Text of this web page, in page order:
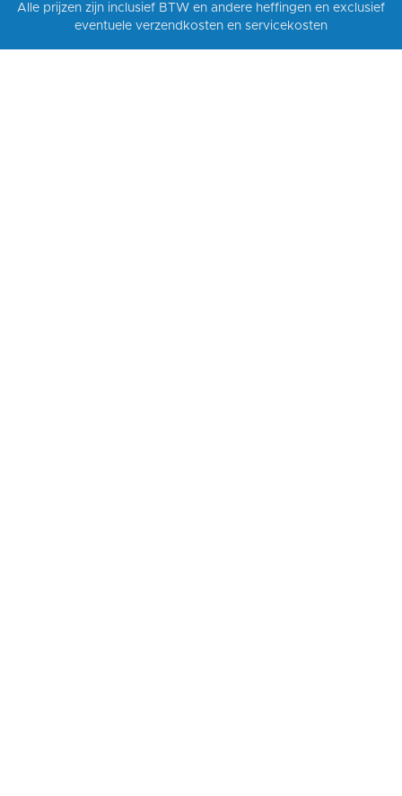
Alle prijzen zijn inclusief BTW en andere heffingen en exclusief
eventuele verzendkosten en servicekosten